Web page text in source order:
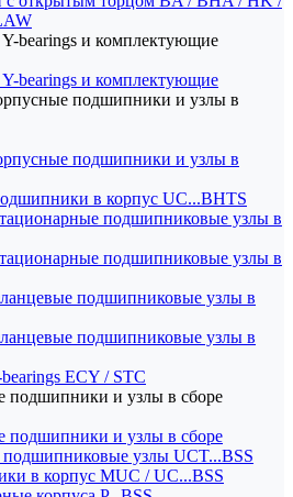
bearings и комплектующие
bearings и комплектующие
подшипники и узлы в
подшипники и узлы в
в корпус UC...BHTS
подшипниковые узлы в
подшипниковые узлы в
подшипниковые узлы в
подшипниковые узлы в
ECY / STC
и узлы в сборе
и узлы в сборе
узлы UCT...BSS
в корпус MUC / UC...BSS